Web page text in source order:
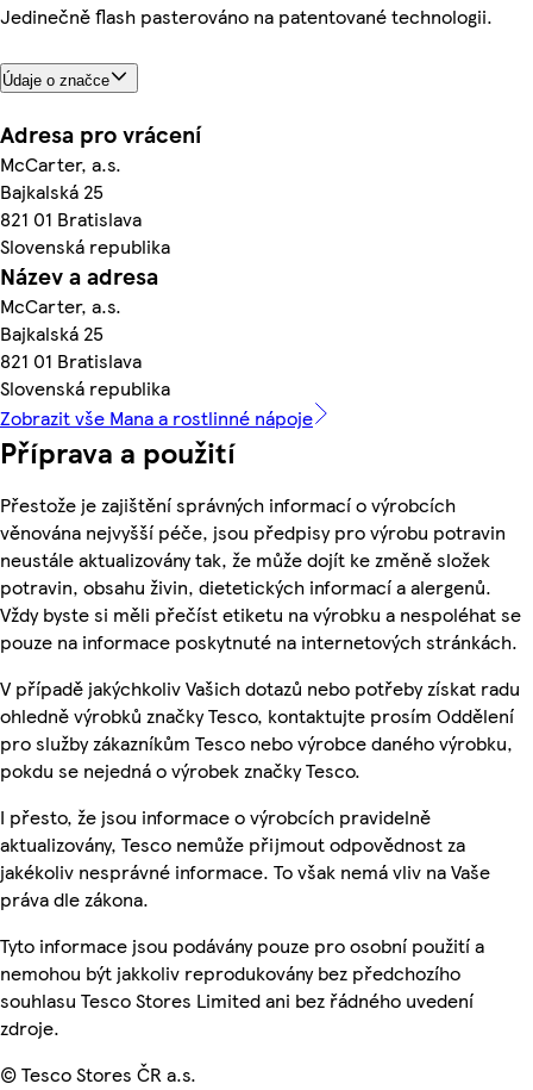
Jedinečně flash pasterováno na patentované technologii.
Údaje o značce
Adresa pro vrácení
McCarter, a.s.
Bajkalská 25
821 01 Bratislava
Slovenská republika
Název a adresa
McCarter, a.s.
Bajkalská 25
821 01 Bratislava
Slovenská republika
Zobrazit vše Mana a rostlinné nápoje
Příprava a použití
Přestože je zajištění správných informací o výrobcích
věnována nejvyšší péče, jsou předpisy pro výrobu potravin
neustále aktualizovány tak, že může dojít ke změně složek
potravin, obsahu živin, dietetických informací a alergenů.
Vždy byste si měli přečíst etiketu na výrobku a nespoléhat se
pouze na informace poskytnuté na internetových stránkách.
V případě jakýchkoliv Vašich dotazů nebo potřeby získat radu
ohledně výrobků značky Tesco, kontaktujte prosím Oddělení
pro služby zákazníkům Tesco nebo výrobce daného výrobku,
pokdu se nejedná o výrobek značky Tesco.
I přesto, že jsou informace o výrobcích pravidelně
aktualizovány, Tesco nemůže přijmout odpovědnost za
jakékoliv nesprávné informace. To však nemá vliv na Vaše
práva dle zákona.
Tyto informace jsou podávány pouze pro osobní použití a
nemohou být jakkoliv reprodukovány bez předchozího
souhlasu Tesco Stores Limited ani bez řádného uvedení
zdroje.
© Tesco Stores ČR a.s.